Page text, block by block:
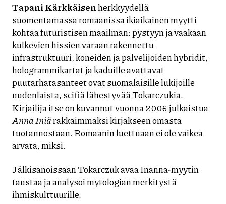
Tapani Kärkkäisenherkkyydellä
suomentamassa romaanissa ikiaikainen myytti
kohtaa futuristisen maailman: pystyyn ja vaakaan
kulkevien hissien varaan rakennettu
infrastruktuuri, koneiden ja palvelijoiden hybridit,
hologrammikartat ja kaduille avattavat
puutarhatasanteet ovat suomalaisille lukijoille
uudenlaista, scifiä lähestyvää Tokarczukia.
Kirjailija itse on kuvannut vuonna 2006 julkaistua
Anna Iniärakkaimmaksi kirjakseen omasta
tuotannostaan. Romaanin luettuaan ei ole vaikea
arvata, miksi.
Jälkisanoissaan Tokarczuk avaa Inanna-myytin
taustaa ja analysoi mytologian merkitystä
ihmiskulttuurille.